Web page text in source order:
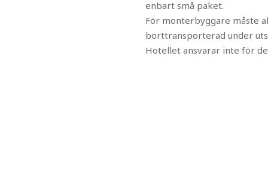
enbart små paket.
För monterbyggare måste
borttransporterad under
Hotellet ansvarar inte för